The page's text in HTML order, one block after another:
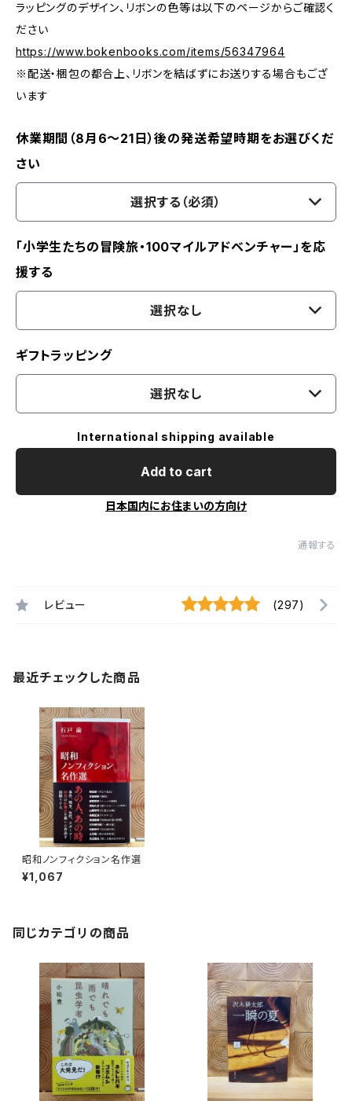
ラッピングのデザイン、リボンの色等は以下のページからご確認く
ださい
https://www.bokenbooks.com/items/56347964
※配送・梱包の都合上、リボンを結ばずにお送りする場合もござ
います
休業期間（8月6〜21日）後の発送希望時期をお選びくだ
さい
選択する（必須）
「小学生たちの冒険旅・100マイルアドベンチャー」を応
援する
選択なし
ギフトラッピング
選択なし
International shipping available
Add to cart
日本国内にお住まいの方向け
通報する
レビュー (297)
最近チェックした商品
昭和ノンフィクション名作選
¥1,067
同じカテゴリの商品